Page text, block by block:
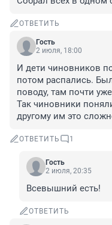
ОТВЕТИТЬ
Гость
2 июля, 18:00
И дети чиновников
потом распались.
поводу, там почти
Так чиновники
другому им это
ОТВЕТИТЬ 1
Гость
2 июля, 20:35
Всевышний есть!
ОТВЕТИТЬ